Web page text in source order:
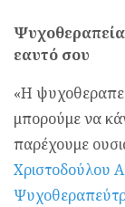
εαυτό σου
«Η
μπορούμε να
παρέχουμε
Χριστοδούλου